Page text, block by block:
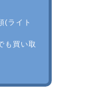
(ライト
も買い取